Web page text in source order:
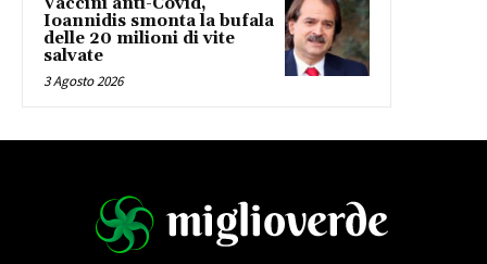
Vaccini anti-Covid,
Ioannidis smonta la bufala
delle 20 milioni di vite
salvate
3 Agosto 2026